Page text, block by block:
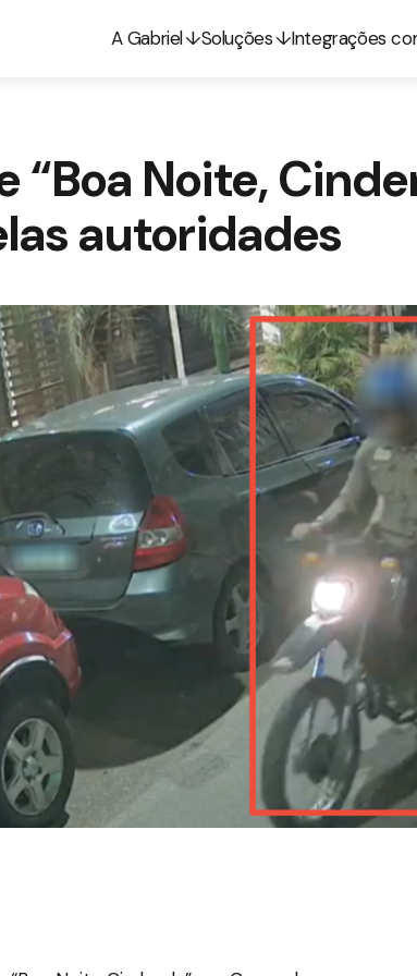
A Gabriel Soluções Integrações
Noite,
autoridades